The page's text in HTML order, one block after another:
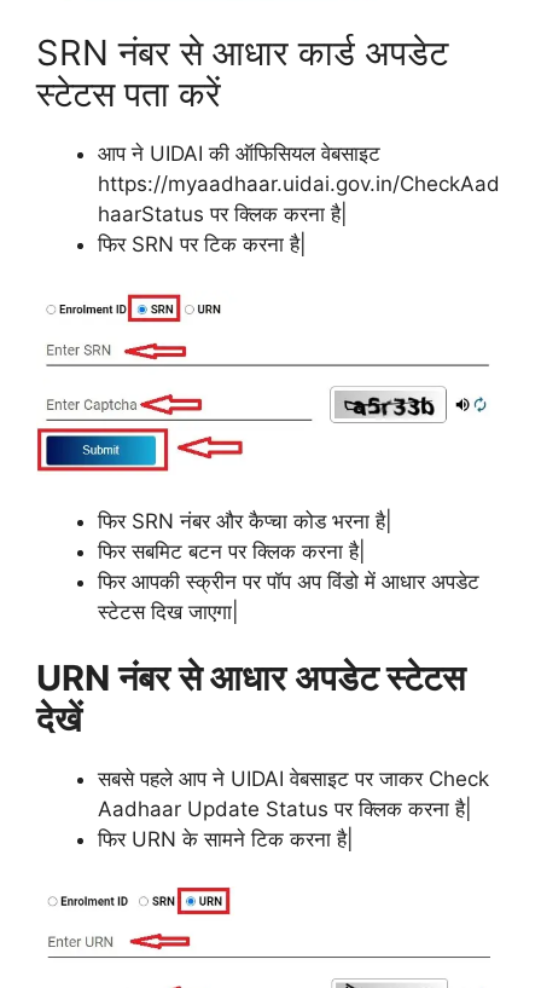
SRN नंबर से आधार कार्ड अपडेट
स्टेटस पता करें
आप ने UIDAI की ऑफिसियल वेबसाइट
https://myaadhaar.uidai.gov.in/CheckAad
haarStatus पर क्लिक करना है|
फिर SRN पर टिक करना है|
फिर SRN नंबर और कैप्चा कोड भरना है|
फिर सबमिट बटन पर क्लिक करना है|
फिर आपकी स्क्रीन पर पॉप अप विंडो में आधार अपडेट
स्टेटस दिख जाएगा|
URN नंबर से आधार अपडेट स्टेटस
देखें
सबसे पहले आप ने UIDAI वेबसाइट पर जाकर Check
Aadhaar Update Status पर क्लिक करना है|
फिर URN के सामने टिक करना है|